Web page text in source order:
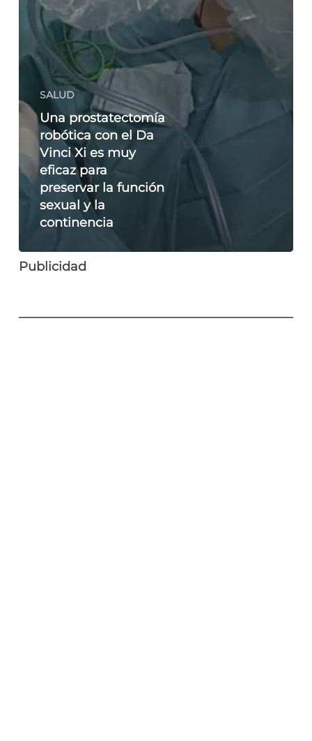
SALUD
Una prostatectomía
robótica con el Da
Vinci Xi es muy
eficaz para
preservar la función
sexual y la
continencia
Publicidad